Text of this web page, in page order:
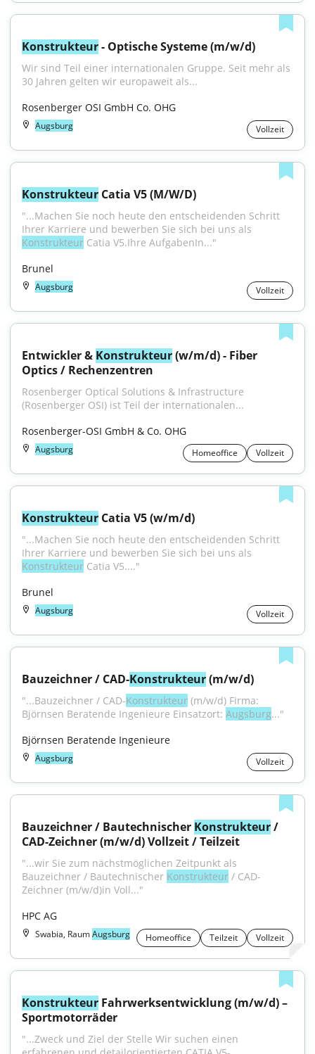
Konstrukteur - Optische Systeme (m/w/d)
Wir sind Teil einer internationalen Gruppe. Seit mehr als
30 Jahren gelten wir europaweit als...
Rosenberger OSI GmbH Co. OHG
Augsburg Vollzeit
Konstrukteur Catia V5 (M/W/D)
"...Machen Sie noch heute den entscheidenden Schritt
Konstrukteur Catia V5.Ihre AufgabenIn..."
Brunel
Augsburg Vollzeit
Entwickler & Konstrukteur (w/m/d) - Fiber
Optics / Rechenzentren
Rosenberger Optical Solutions & Infrastructure
(Rosenberger OSI) ist Teil der internationalen...
Rosenberger-OSI GmbH & Co. OHG
Augsburg Homeoffice Vollzeit
Konstrukteur Catia V5 (w/m/d)
"...Machen Sie noch heute den entscheidenden Schritt
Konstrukteur Catia V5...."
Brunel
Augsburg Vollzeit
Bauzeichner / CAD-Konstrukteur (m/w/d)
"...Bauzeichner / CAD-Konstrukteur (m/w/d) Firma:
Björnsen Beratende Ingenieure Einsatzort: Augsburg..."
Björnsen Beratende Ingenieure
Augsburg Vollzeit
Bauzeichner / Bautechnischer Konstrukteur /
CAD-Zeichner (m/w/d) Vollzeit / Teilzeit
"...wir Sie zum nächstmöglichen Zeitpunkt als
Bauzeichner / Bautechnischer Konstrukteur / CAD-
Zeichner (m/w/d)in Voll..."
HPC AG
Swabia, RaumAugsburg Homeoffice Teilzeit Vollzeit
Konstrukteur Fahrwerksentwicklung (m/w/d) –
Sportmotorräder
"...Zweck und Ziel der Stelle Wir suchen einen